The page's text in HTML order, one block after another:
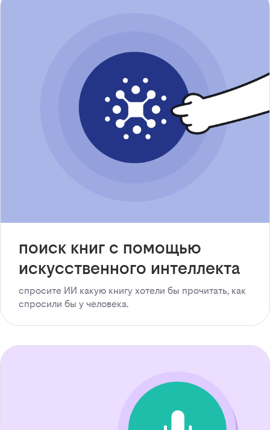
поиск книг с помощью
искусственного интеллекта
спросите ИИ какую книгу хотели бы прочитать, как
спросили бы у человека.